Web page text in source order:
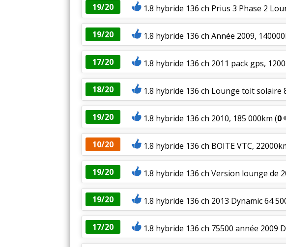
19/20 1.8 hybride 136 ch Prius 3 Phase 2
19/20 1.8 hybride 136 ch Année 2009,
17/20 1.8 hybride 136 ch 2011 pack gps,
18/20 1.8 hybride 136 ch Lounge toit solaire
19/20 1.8 hybride 136 ch 2010, 185 000km (0
10/20 1.8 hybride 136 ch BOITE VTC,
19/20 1.8 hybride 136 ch Version lounge de
19/20 1.8 hybride 136 ch 2013 Dynamic 64
17/20 1.8 hybride 136 ch 75500 année 2009